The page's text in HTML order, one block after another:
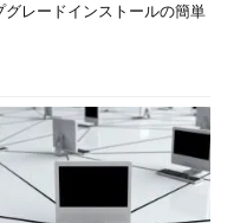
レードインストールの簡単